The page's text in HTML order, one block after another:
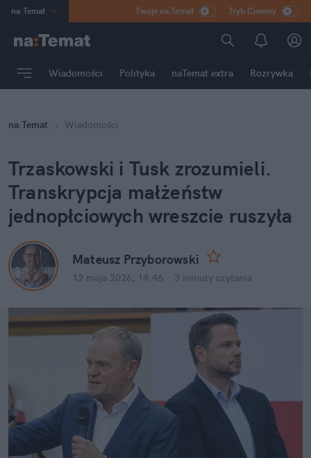
na:Temat
Poland
mama
Rozrywka
Twoje na:Temat Tryb Ciemny
Wiadomości Polityka naTemat extra Rozrywka
na:Temat Wiadomości
Trzaskowski i Tusk zrozumieli.
Transkrypcja małżeństw
jednopłciowych wreszcie ruszyła
Mateusz Przyborowski
12 maja 2026, 14:46 3 minuty czytania